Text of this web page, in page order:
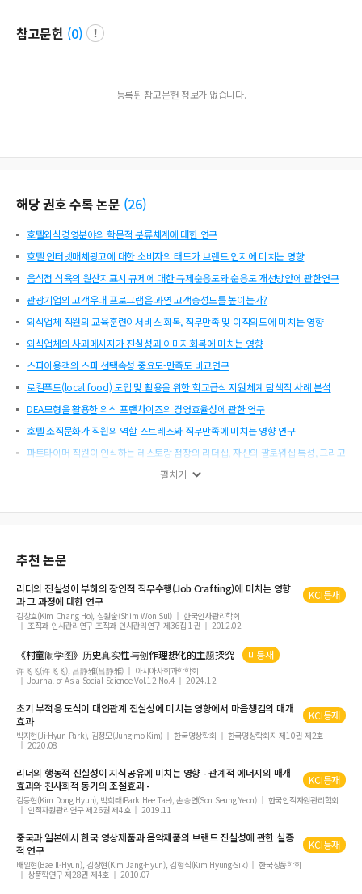
참고문헌 (0)
등록된 참고문헌 정보가 없습니다.
해당 권호 수록 논문 (26)
호텔외식경영분야의 학문적 분류체계에 대한 연구
호텔 인터넷매체광고에 대한 소비자의 태도가 브랜드 인지에 미치는 영향
음식점 식육의 원산지표시 규제에 대한 규제순응도와 순응도 개선방안에 관한연구
관광기업의 고객우대 프로그램은 과연 고객충성도를 높이는가?
외식업체 직원의 교육훈련이서비스 회복, 직무만족 및 이직의도에 미치는 영향
외식업체의 사과메시지가 진실성과 이미지회복에 미치는 영향
스파이용객의 스파 선택속성 중요도-만족도 비교연구
로컬푸드(local food) 도입 및 활용을 위한 학교급식 지원체계 탐색적 사례 분석
DEA모형을 활용한 외식 프랜차이즈의 경영효율성에 관한 연구
호텔 조직문화가 직원의 역할 스트레스와 직무만족에 미치는 영향 연구
파트타이머 직원이 인식하는 레스토랑 점장의 리더십, 자신의 팔로워십 특성, 그리고
프랜차이즈 조직에서 가맹점 성과에 영향을 주는 가맹본부 효과
사회적 자본 구축을 위한 지속가능한 농촌관광개발 모형
델파이 기법을 이용한 서울 시내 특1급 관광호텔 레스토랑의 와인 마케팅 전략에 관
한연구
델파이기법을 이용한 ‘관광산업의 e-CRM활동 척도’ 개발
ZMET 기법을 활용한 카페 이용 고객의 추구 가치 분석
『관광학연구』편집위원회ㆍ투고ㆍ심사 및 평가기준에 관한 통합규정 외
서비스 전환행동 및 비용에 관한 연구
[編輯人의 글] 발간사
[書評] 혁신 고객서비스 경영
드라마 愛着關係가 관광목적지 PPL 效果에 미치는 영향
한국음식의 질에 따른 제주방문 중국관광객의 시장세분화
펼치기
추천 논문
리더의 진실성이 부하의 장인적 직무수행(Job Crafting)에 미치는 영향
과 그 과정에 대한 연구
KCI등재
김창호(Kim Chang Ho), 심원술(Shim Won Sul)
한국인사관리학회
조직과 인사관리연구 조직과 인사관리연구 제36집 1권
2012.02
《村童闹学图》历史真实性与创作理想化的主题探究 미등재
许飞飞(许飞飞), 吕静雅(吕静雅)
아시아사회과학학회
Journal of Asia Social Science Vol.12 No.4
2024.12
초기 부적응 도식이 대인관계 진실성에 미치는 영향에서 마음챙김의 매개
효과
KCI등재
박지현(Ji-Hyun Park), 김정모(Jung-mo Kim) 한국명상학회
한국명상학회지 제10권 제2호
2020.08
리더의 행동적 진실성이 지식공유에 미치는 영향 - 관계적 에너지의 매개
효과와 친사회적 동기의 조절효과 -
KCI등재
김동현(Kim Dong Hyun), 박희태(Park Hee Tae), 손승연(Son Seung Yeon)
한국인적자원관리학회
인적자원관리연구 제26권 제4호
2019.11
중국과 일본에서 한국 영상제품과 음악제품의 브랜드진실성에 관한 실증
적 연구
KCI등재
배일현(Bae Il-Hyun), 김장현(Kim Jang-Hyun), 김형식(Kim Hyung-Sik)
한국상품학회
상품학연구 제28권 제4호
2010.07